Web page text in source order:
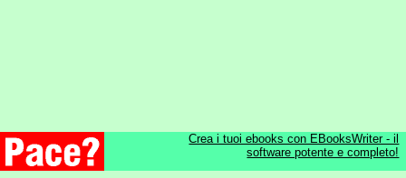
Crea i tuoi ebooks con EBooksWriter - il
software potente e completo!